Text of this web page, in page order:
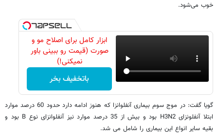
خوب می‌شود.
ابزار کامل برای اصلاح مو و
صورت (قیمت رو ببینی باور
نمیکنی!)
باتخفیف بخر
گویا گفت:‌ در موج سوم بیماری آنفلوانزا که هنوز ادامه دارد حدود 60 درصد موارد
ابتلا آنفلونزای H3N2 بود و بیش از 35 درصد موارد نیز آنفلوانزای نوع B بود و
بقیه سایر انواع این بیماری را شامل می شد.